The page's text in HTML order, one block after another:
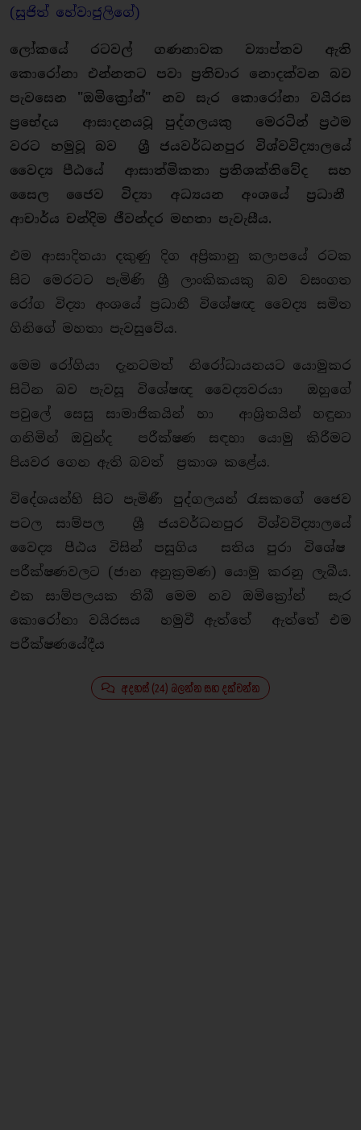
(සුජිත් හේවාජුලිගේ)
ලෝකයේ රටවල් ගණනාවක ව්‍යාප්තව ඇති
කොරෝනා එන්නතට පවා ප්‍රතිචාර නොදක්වන බව
පැවසෙන "ඔමික්‍රෝන්" නව සැර කොරෝනා වයිරස
ප්‍රභේදය ආසාදනයවූ පුද්ගලයකු මෙරටින් ප්‍රථම
වරට හමුවූ බව ශ්‍රී ජයවර්ධනපුර විශ්වවිද්‍යාලයේ
වෛද්‍ය පීඨයේ ආසාත්මිකතා ප්‍රතිශක්තිවේද සහ
සෛල ජෛව විද්‍යා අධ්‍යයන අංශයේ ප්‍රධානී
ආචාර්ය චන්දිම ජීවන්දර මහතා පැවැසීය.
එම ආසාදිතයා දකුණු දිග අප්‍රිකානු කලාපයේ රටක
සිට මෙරටට පැමිණි ශ්‍රී ලාංකිකයකු බව වසංගත
රෝග විද්‍යා අංශයේ ප්‍රධානී විශේෂඥ වෛද්‍ය සමිත
ගිනිගේ මහතා පැවසුවේය.
මෙම රෝගියා දැනටමත් නිරෝධායනයට යොමුකර
සිටින බව පැවසූ විශේෂඥ වෛද්‍යවරයා ඔහුගේ
පවුලේ සෙසු සාමාජිකයින් හා ආශ්‍රිතයින් හඳුනා
ගනිමින් ඔවුන්ද පරීක්ෂණ සඳහා යොමු කිරීමට
පියවර ගෙන ඇති බවත් ප්‍රකාශ කළේය.
විදේශයන්හි සිට පැමිණී පුද්ගලයන් රැසකගේ ජෛව
පටල සාම්පල ශ්‍රී ජයවර්ධනපුර විශ්වවිද්‍යාලයේ
වෛද්‍ය පීඨය විසින් පසුගිය සතිය පුරා විශේෂ
පරීක්ෂණවලට (ජාන අනුක්‍රමණ) යොමු කරනු ලැබීය.
එක සාම්පලයක තිබී මෙම නව ඔමික්‍රෝන් සැර
කොරෝනා වයිරසය හමුවී ඇත්තේ ඇත්තේ එම
පරීක්ෂණයේදීය
අදහස් (24) බලන්න සහ දක්වන්න